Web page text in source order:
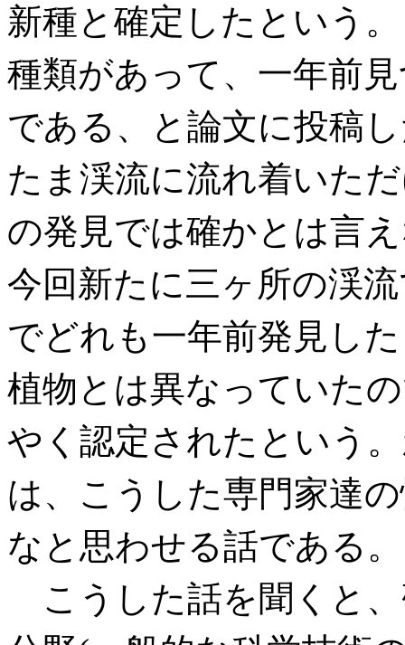
新種と確定したという
種類があって、一年前
である、と論文に投稿
たま渓流に流れ着いた
の発見では確かとは言
今回新たに三ヶ所の渓
でどれも一年前発見し
植物とは異なっていた
やく認定されたという
は、こうした専門家達
なと思わせる話である。
こうした話を聞くと